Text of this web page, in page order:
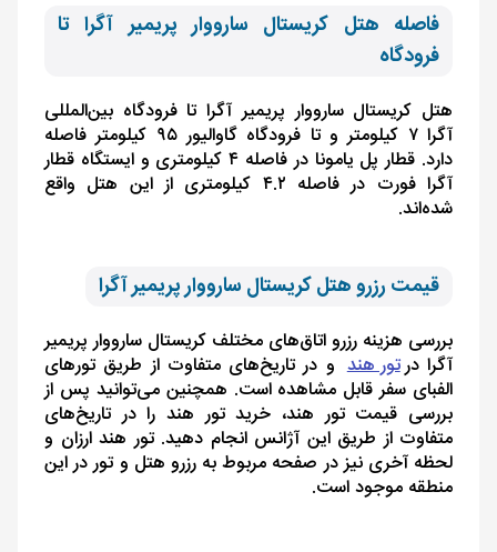
فاصله هتل کریستال سارووار پریمیر آگرا تا
فرودگاه
هتل کریستال سارووار پریمیر آگرا تا فرودگاه بین‌المللی
آگرا ۷ کیلومتر و تا فرودگاه گاوالیور ۹۵ کیلومتر فاصله
دارد. قطار پل یامونا در فاصله ۴ کیلومتری و ایستگاه قطار
آگرا فورت در فاصله ۴.۲ کیلومتری از این هتل واقع
شده‌اند.
قیمت رزرو هتل کریستال سارووار پریمیر آگرا
بررسی هزینه رزرو اتاق‌های مختلف کریستال سارووار پریمیر
آگرا درتور هند و در تاریخ‌های متفاوت از طریق تورهای
الفبای سفر قابل مشاهده است. همچنین می‌توانید پس از
بررسی قیمت تور هند، خرید تور هند را در تاریخ‌های
متفاوت از طریق این آژانس انجام دهید. تور هند ارزان و
لحظه آخری نیز در صفحه مربوط به رزرو هتل و تور در این
منطقه موجود است.